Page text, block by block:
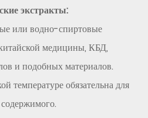
экстракты:
или водно-спиртовые
медицины, КБД,
и подобных материалов.
температуре обязательна для